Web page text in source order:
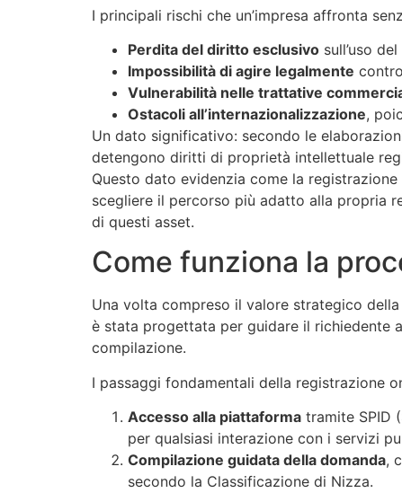
I principali rischi che un’impresa affronta
Perdita del diritto esclusivo sull’uso
Impossibilità di agire legalmente
Vulnerabilità nelle trattative
Ostacoli all’internazionalizzazione,
Un dato significativo: secondo le
detengono diritti di proprietà intellettuale
Questo dato evidenzia come la
scegliere il percorso più adatto alla propria
di questi asset.
Come funziona la
Una volta compreso il valore strategico
è stata progettata per guidare il richiedente
compilazione.
I passaggi fondamentali della registrazione
Accesso alla piattaforma tramite SPID
per qualsiasi interazione con i servizi
Compilazione guidata della domanda,
secondo la Classificazione di Nizza.